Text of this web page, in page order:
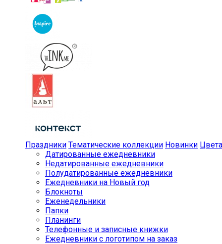
Праздники Тематические коллекции Новинки Цвета
Датированные ежедневники
Недатированные ежедневники
Полудатированные ежедневники
Ежедневники на Новый год
Блокноты
Еженедельники
Папки
Планинги
Телефонные и записные книжки
Ежедневники с логотипом на заказ